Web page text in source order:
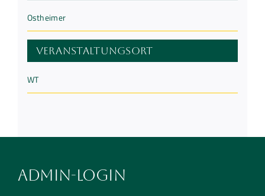
Veranstaltungsort
WT
Ostheimer
Admin-Login